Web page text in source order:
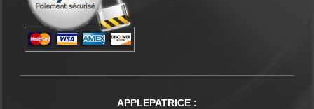
APPLEPATRICE :